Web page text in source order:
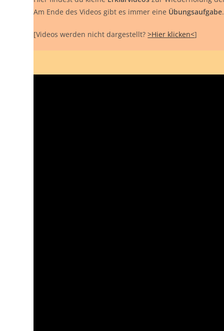
Am Ende des Videos gibt es immer eine Übungsaufgabe.
[Videos werden nicht dargestellt?>Hier klicken<]